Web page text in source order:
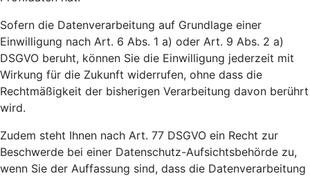
Sofern die Datenverarbeitung auf Grundlage einer
Einwilligung nach Art. 6 Abs. 1 a) oder Art. 9 Abs. 2 a)
DSGVO beruht, können Sie die Einwilligung jederzeit mit
Wirkung für die Zukunft widerrufen, ohne dass die
Rechtmäßigkeit der bisherigen Verarbeitung davon berührt
wird.
Zudem steht Ihnen nach Art. 77 DSGVO ein Recht zur
Beschwerde bei einer Datenschutz-Aufsichtsbehörde zu,
wenn Sie der Auffassung sind, dass die Datenverarbeitung